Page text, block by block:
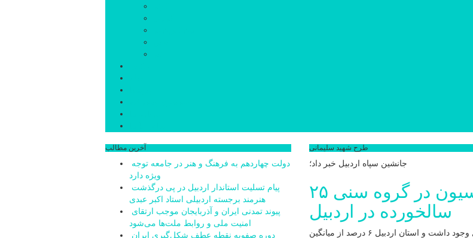
طرح شهید سلیمانی
جانشین سپاه اردبیل خبر داد؛
۲۵ هزار جامانده واکسیناسیون در گروه سنی
سالخورده در اردبیل
با توجه به خلأیی که در واکسیناسیون گروه سنی بالای ۶۰ سال وجود داشت و استان اردبیل ۶ درصد از میانگین
آخرین مطالب
ویژه دارد
هنرمند برجسته اردبیلی استاد اکبر عبدی
امنیت ملی و روابط ملت‌ها می‌شود